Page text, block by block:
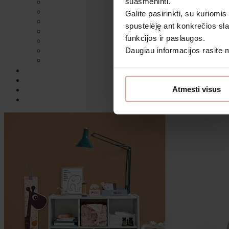
Galite pasirinkti, su
spustelėję ant konkrečios
funkcijos ir paslaugos.
Daugiau informacijos rasite
Atmesti visus
Daugiau